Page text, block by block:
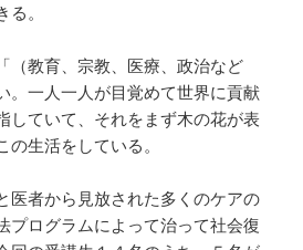
。
（教育、宗教、医療、政治など
。一人一人が目覚めて世界に貢献
していて、それをまず木の花が表
生活をしている。
医者から見放された多くのケアの
プログラムによって治って社会復